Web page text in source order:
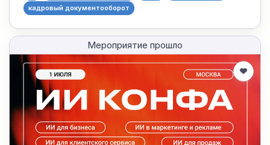
кадровый документооборот
Мероприятие прошло